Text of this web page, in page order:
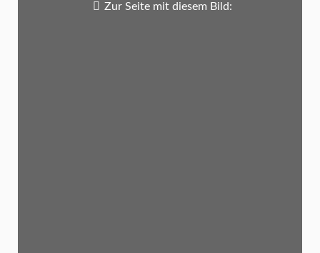
Zur Seite mit diesem Bild: